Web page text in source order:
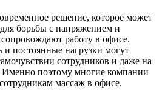
решение, которое может
борьбы с напряжением и
работу в офисе.
и постоянные нагрузки могут
сотрудников и даже на
Именно поэтому многие компании
массаж в офисе.